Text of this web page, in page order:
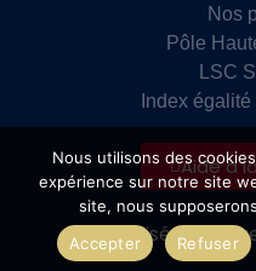
Nos
Pôle
LSC
Index
Aide à
Site réalisé par
Nous utilisons des
expérience sur notre site
site, nous
Accepter
Refuser